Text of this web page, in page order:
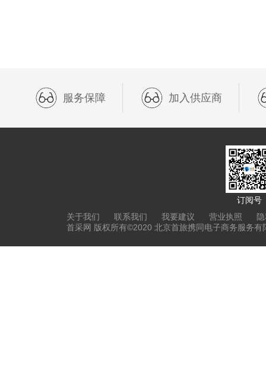
服务保障 加入供应商
订阅号
关于我们
联系我们 我要建议 营业执照
首采网 版权所有©2020 北京首旅携同电子商务服务有